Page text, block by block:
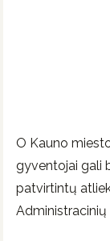
O Kauno
gyventojai gali
patvirtintų